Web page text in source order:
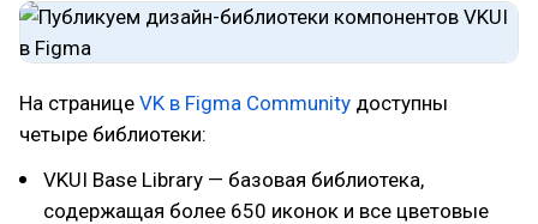
На странице VK в Figma Community доступны
четыре библиотеки:
VKUI Base Library — базовая библиотека,
содержащая более 650 иконок и все цветовые